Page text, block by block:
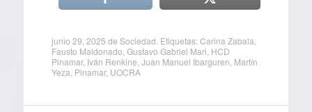
junio 29, 2025 de Sociedad . Etiquetas:Carina Zabala
Fausto Maldonado Gustavo Gabriel Mari HCD
Pinamar, Iván Renkine Juan Manuel Ibarguren Martín
Yeza Pinamar, UOCRA